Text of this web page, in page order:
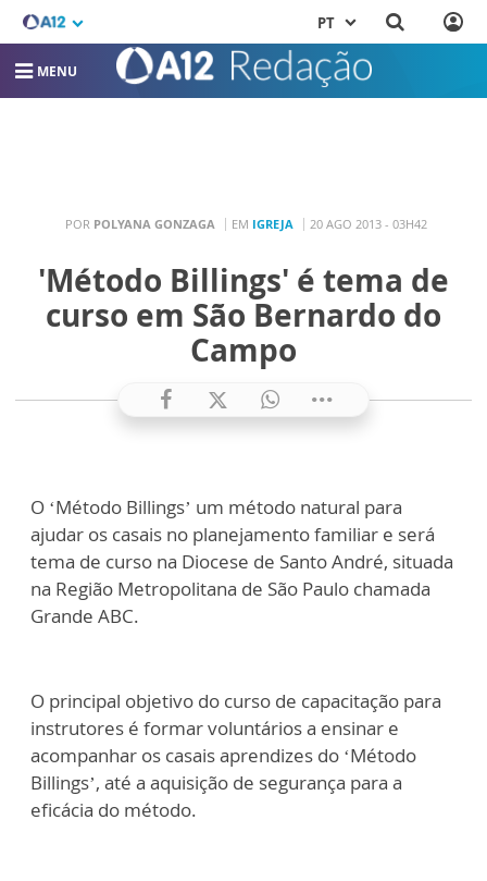
PT
MENU
POR POLYANA GONZAGA EM IGREJA 20 AGO 2013 - 03H42
'Método Billings' é tema de
curso em São Bernardo do
Campo
O ‘Método Billings’ um método natural para
ajudar os casais no planejamento familiar e será
tema de curso na Diocese de Santo André, situada
na Região Metropolitana de São Paulo chamada
Grande ABC.
O principal objetivo do curso de capacitação para
instrutores é formar voluntários a ensinar e
acompanhar os casais aprendizes do ‘Método
Billings’, até a aquisição de segurança para a
eficácia do método.